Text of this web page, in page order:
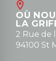
OÙ
LA
2 Rue de
94100 St